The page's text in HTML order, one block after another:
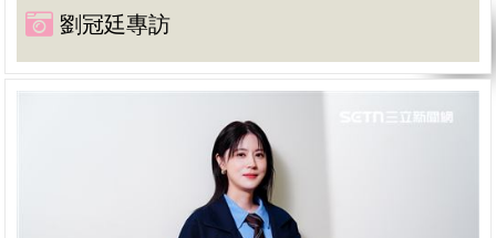
劉冠廷專訪